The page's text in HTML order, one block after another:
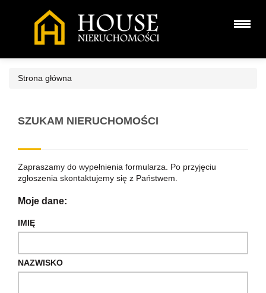
Strona główna
SZUKAM NIERUCHOMOŚCI
Zapraszamy do wypełnienia formularza. Po przyjęciu
zgłoszenia skontaktujemy się z Państwem.
Moje dane:
IMIĘ
NAZWISKO